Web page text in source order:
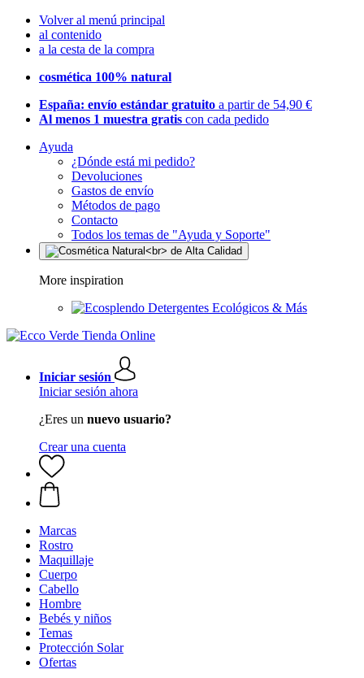
Volver al menú principal
al contenido
a la cesta de la compra
cosmética 100% natural
España: envío estándar gratuito a partir de 54,90 €
Al menos 1 muestra gratis con cada pedido
Ayuda
¿Dónde está mi pedido?
Devoluciones
Gastos de envío
Métodos de pago
Contacto
Todos los temas de "Ayuda y Soporte"
More inspiration
Detergentes Ecológicos & Más
Iniciar sesión
Iniciar sesión ahora
¿Eres un nuevo usuario?
Crear una cuenta
Marcas
Rostro
Maquillaje
Cuerpo
Cabello
Hombre
Bebés y niños
Temas
Protección Solar
Ofertas